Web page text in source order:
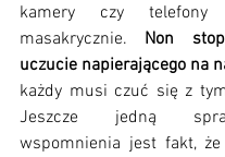
kamery czy
masakrycznie. Non
uczucie napierającego na
każdy musi czuć się z
Jeszcze jedną
wspomnienia jest fakt, że